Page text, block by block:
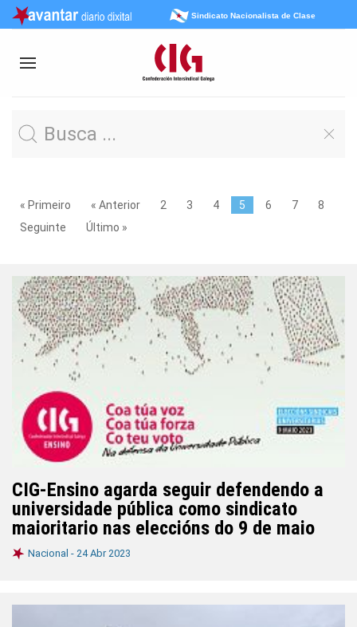
Sindicato Nacionalista de Clase
« Primeiro « Anterior 2 3 4 5 6 7
8
Seguinte
Último »
CIG-Ensino agarda seguir defendendo a
universidade pública como sindicato
maioritario nas eleccións do 9 de maio
Nacional - 24 Abr 2023